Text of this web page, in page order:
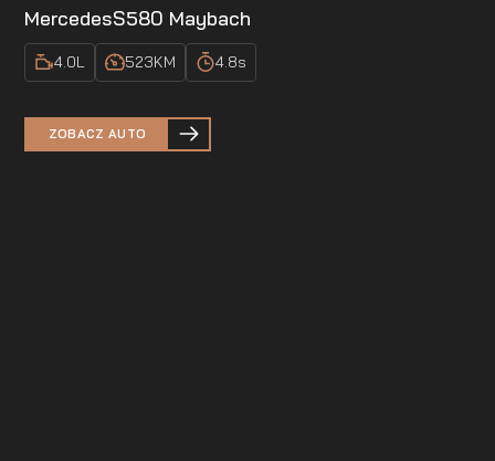
MercedesS580 Maybach
4.0L 523KM 4.8s
ZOBACZ AUTO